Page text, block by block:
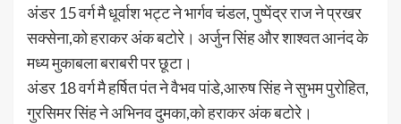
अंडर 15 वर्ग मै धूर्वाश भट्ट ने भार्गव चंडल, पुष्पेंद्र राज ने प्रखर
सक्सेना,को हराकर अंक बटोरे। अर्जुन सिंह और शाश्वत आनंद के
मध्य मुकाबला बराबरी पर छूटा।
अंडर 18 वर्ग मै हर्षित पंत ने वैभव पांडे,आरुष सिंह ने सुभम पुरोहित,
गुरसिमर सिंह ने अभिनव दुमका,को हराकर अंक बटोरे।